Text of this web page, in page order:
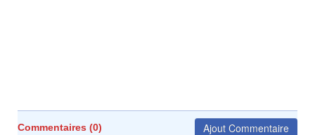
Commentaires (0) Ajout Commentaire